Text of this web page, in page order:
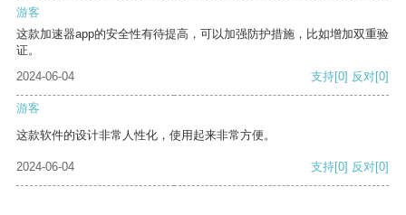
游客
这款加速器app的安全性有待提高，可以加强防护措施，比如增加双重验
证。
2024-06-04
支持[0] 反对[0]
游客
这款软件的设计非常人性化，使用起来非常方便。
2024-06-04 支持[0] 反对[0]